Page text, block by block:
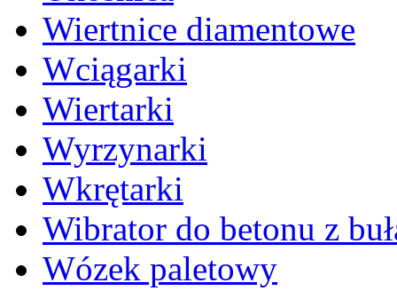
Wiertnice diamentowe
Wciągarki
Wiertarki
Wyrzynarki
Wkrętarki
Wibrator do betonu z
Wózek paletowy